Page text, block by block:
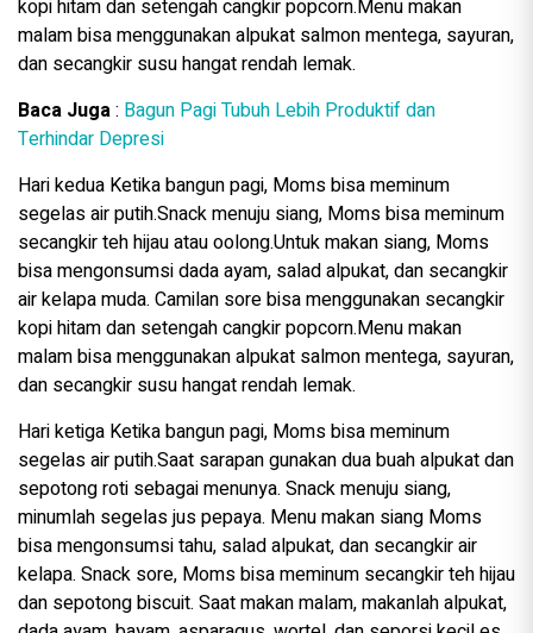
kopi hitam dan setengah cangkir popcorn.Menu makan
malam bisa menggunakan alpukat salmon mentega, sayuran,
dan secangkir susu hangat rendah lemak.
Baca Juga: Bagun Pagi Tubuh Lebih Produktif dan
Terhindar Depresi
Hari kedua Ketika bangun pagi, Moms bisa meminum
segelas air putih.Snack menuju siang, Moms bisa meminum
secangkir teh hijau atau oolong.Untuk makan siang, Moms
bisa mengonsumsi dada ayam, salad alpukat, dan secangkir
air kelapa muda. Camilan sore bisa menggunakan secangkir
kopi hitam dan setengah cangkir popcorn.Menu makan
malam bisa menggunakan alpukat salmon mentega, sayuran,
dan secangkir susu hangat rendah lemak.
Hari ketiga Ketika bangun pagi, Moms bisa meminum
segelas air putih.Saat sarapan gunakan dua buah alpukat dan
sepotong roti sebagai menunya. Snack menuju siang,
minumlah segelas jus pepaya. Menu makan siang Moms
bisa mengonsumsi tahu, salad alpukat, dan secangkir air
kelapa. Snack sore, Moms bisa meminum secangkir teh hijau
dan sepotong biscuit. Saat makan malam, makanlah alpukat,